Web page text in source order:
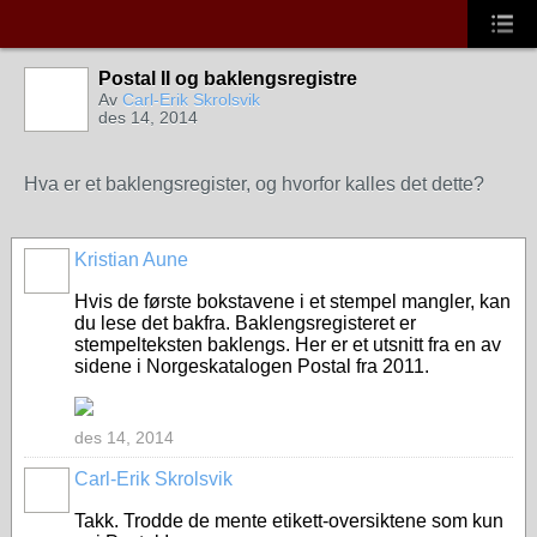
Postal II og baklengsregistre
Av Carl-Erik Skrolsvik
des 14, 2014
Hva er et baklengsregister, og hvorfor kalles det dette?
Kristian Aune
Hvis de første bokstavene i et stempel mangler, kan
du lese det bakfra. Baklengsregisteret er
stempelteksten baklengs. Her er et utsnitt fra en av
sidene i Norgeskatalogen Postal fra 2011.
des 14, 2014
Carl-Erik Skrolsvik
Takk. Trodde de mente etikett-oversiktene som kun